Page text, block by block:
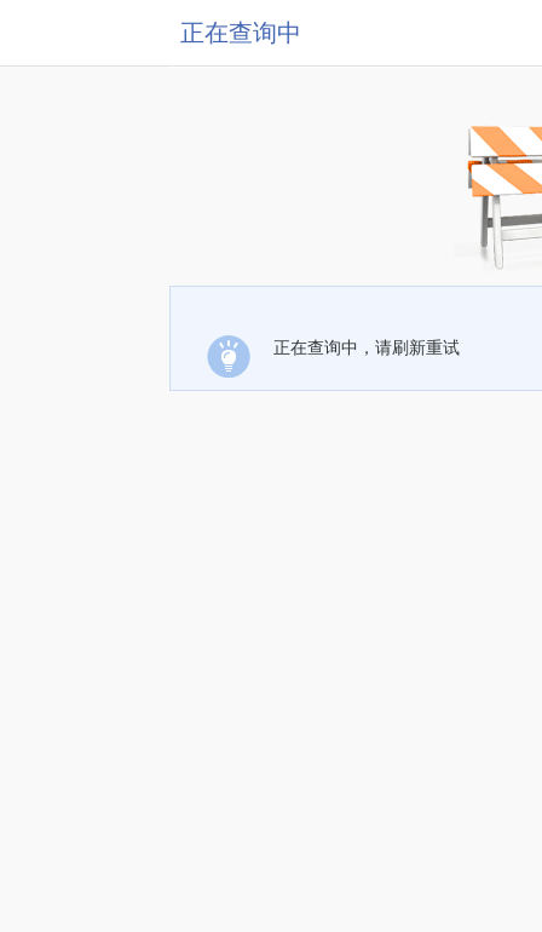
正在查询中
正在查询中，请刷新重试